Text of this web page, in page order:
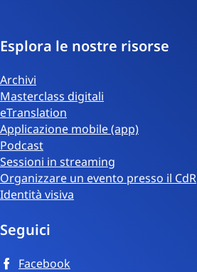
Esplora le nostre risorse
Archivi
Masterclass digitali
eTranslation
Applicazione mobile (app)
Podcast
Sessioni in streaming
Organizzare un evento presso il CdR
Identità visiva
Seguici
Facebook